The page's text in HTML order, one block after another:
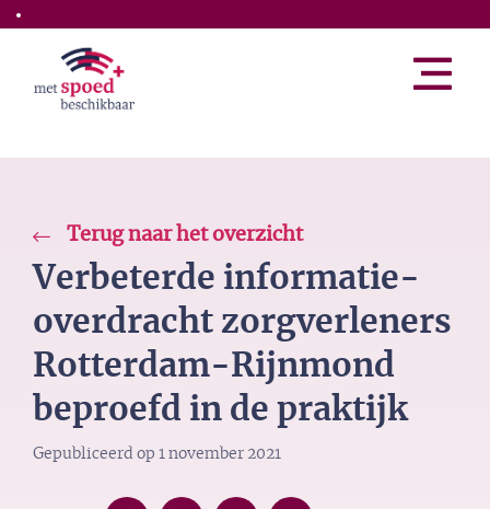
Skip to the main content
Terug naar het overzicht
Verbeterde informatie-
overdracht zorgverleners
Rotterdam-Rijnmond
beproefd in de praktijk
Gepubliceerd op 1 november 2021